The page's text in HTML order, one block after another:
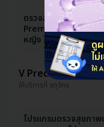
ตรวจสุขภาพ 25 รายก
Premium Plus For
หญิง 35 ปีขึ้นไป)
V Precision Clinic
ให้บริการที่ จตุจักร
โปรแกรมตรวจสุขภาพ